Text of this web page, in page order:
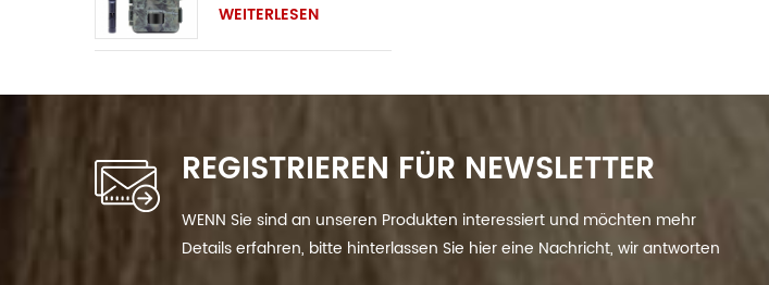
WEITERLESEN
REGISTRIEREN FÜR NEWSLETTER
WENN Sie sind an unseren Produkten interessiert und möchten mehr
Details erfahren, bitte hinterlassen Sie hier eine Nachricht, wir antworten